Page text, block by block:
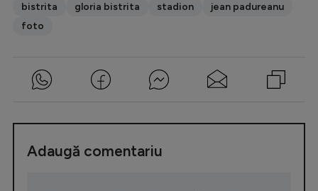
bistrita gloria bistrita stadion
jean padureanu
foto
Adaugă comentariu